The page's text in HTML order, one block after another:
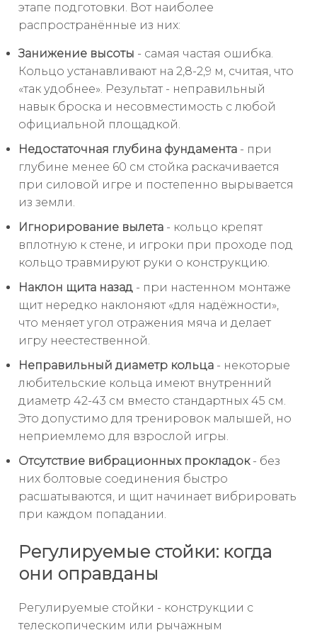
этапе подготовки. Вот наиболее
распространённые из них:
Занижение высоты - самая частая ошибка.
Кольцо устанавливают на 2,8-2,9 м, считая, что
«так удобнее». Результат - неправильный
навык броска и несовместимость с любой
официальной площадкой.
Недостаточная глубина фундамента - при
глубине менее 60 см стойка раскачивается
при силовой игре и постепенно вырывается
из земли.
Игнорирование вылета - кольцо крепят
вплотную к стене, и игроки при проходе под
кольцо травмируют руки о конструкцию.
Наклон щита назад - при настенном монтаже
щит нередко наклоняют «для надёжности»,
что меняет угол отражения мяча и делает
игру неестественной.
Неправильный диаметр кольца - некоторые
любительские кольца имеют внутренний
диаметр 42-43 см вместо стандартных 45 см.
Это допустимо для тренировок малышей, но
неприемлемо для взрослой игры.
Отсутствие вибрационных прокладок- без
них болтовые соединения быстро
расшатываются, и щит начинает вибрировать
при каждом попадании.
Регулируемые стойки: когда
они оправданы
Регулируемые стойки - конструкции с
телескопическим или рычажным